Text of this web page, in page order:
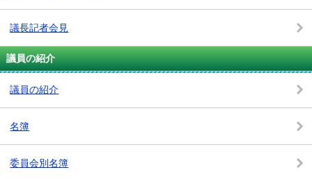
議長記者会見
議員の紹介
議員の紹介
名簿
委員会別名簿